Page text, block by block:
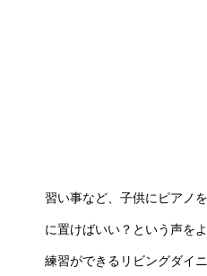
習い事など、子供にピアノ
に置けばいい？という声を
練習ができるリビングダイ